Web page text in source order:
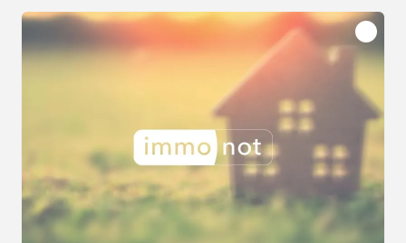
espaces de rangement. À l'extérieur, vous profiterez d'un
jardin ainsi que d'une ancienne piscine qui nécessitera des
travaux pour être remise en service. Les menuiseries sont
en PVC double vitrage, l'assainissement est conforme et
le chauffage est assuré par une chaudière au fioul
complétée par un poêle à bois. Une maison fonctionnelle
idéale pour un premier achat ou une petite famille.
Honoraires inclus de 6.11% TTC à la charge de
l'acquéreur. Prix hors honoraires 180 000 €. Classe
énergie C, Classe climat C Montant moyen estimé des
dépenses annuelles d'énergie pour un usage standard,
établi à partir des prix de l'énergie de l'année 2021 : entre
1516.00 et 2052.00 €. Les informations sur les risques